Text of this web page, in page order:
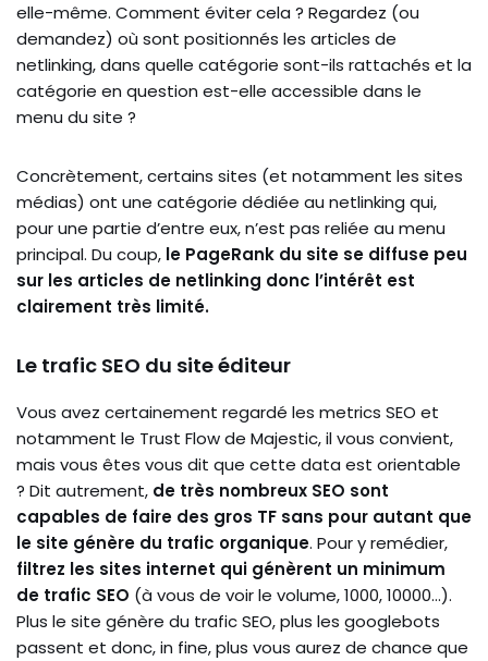
elle-même. Comment éviter cela ? Regardez (ou
demandez) où sont positionnés les articles de
netlinking, dans quelle catégorie sont-ils rattachés et la
catégorie en question est-elle accessible dans le
menu du site ?
Concrètement, certains sites (et notamment les sites
médias) ont une catégorie dédiée au netlinking qui,
pour une partie d’entre eux, n’est pas reliée au menu
principal. Du coup, le PageRank du site se diffuse peu
sur les articles de netlinking donc l’intérêt est
clairement très limité.
Le trafic SEO du site éditeur
Vous avez certainement regardé les metrics SEO et
notamment le Trust Flow de Majestic, il vous convient,
mais vous êtes vous dit que cette data est orientable
? Dit autrement, de très nombreux SEO sont
capables de faire des gros TF sans pour autant que
le site génère du trafic organique. Pour y remédier,
filtrez les sites internet qui génèrent un minimum
de trafic SEO (à vous de voir le volume, 1000, 10000…).
Plus le site génère du trafic SEO, plus les googlebots
passent et donc, in fine, plus vous aurez de chance que